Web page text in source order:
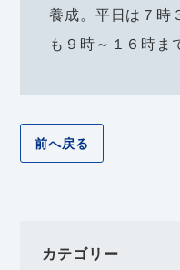
養成。平日は７時
も９時～１６時ま
前へ戻る
カテゴリー